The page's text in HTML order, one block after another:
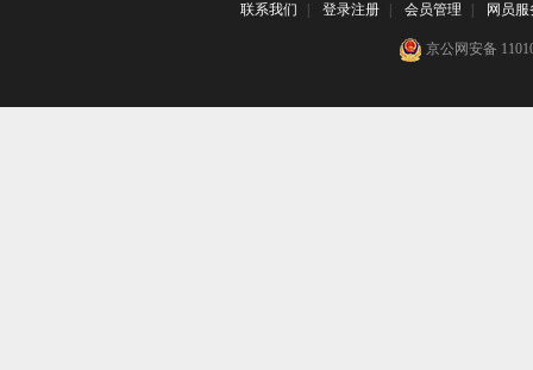
联系我们 登录注册 会员管理 网员服
京公网安备